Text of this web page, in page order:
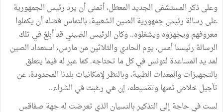
وعلى ذكر المستشفى الجديد المعطل، أتمنى أن يرد رئيس الجمهورية
على رسالة رئيس جمهورية الصين الشعبية، بالتماس فضله أن يكملوا
معروفهم ويجهزوه ويشغلوه.. وكان الرئيس الصيني قد أبلغ في تلك
الرسالة رئيسنا أمس، يوم الحادي والثلاثين من مارس، استعداد الصين
لمد يد المساعدة لتونس في كل ما تحتاجه. كما عبر له فيما يتعلق
بالتجهيزات والمعدات الطبية، وبالنظر لإمكانيات بلدنا المحدودة، عن
تأجيل خلاص ثمنها وتقسيطه، إن هي رغبت في الشراء..
لست في حاجة إلى التذكير بالنسيان الذي تعرضت له جهة صفاقس